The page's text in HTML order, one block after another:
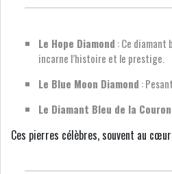
Le Hope Diamond : Ce diamant
incarne l’histoire et le prestige.
Le Blue Moon Diamond :
Le Diamant Bleu de la
Ces pierres célèbres, souvent au